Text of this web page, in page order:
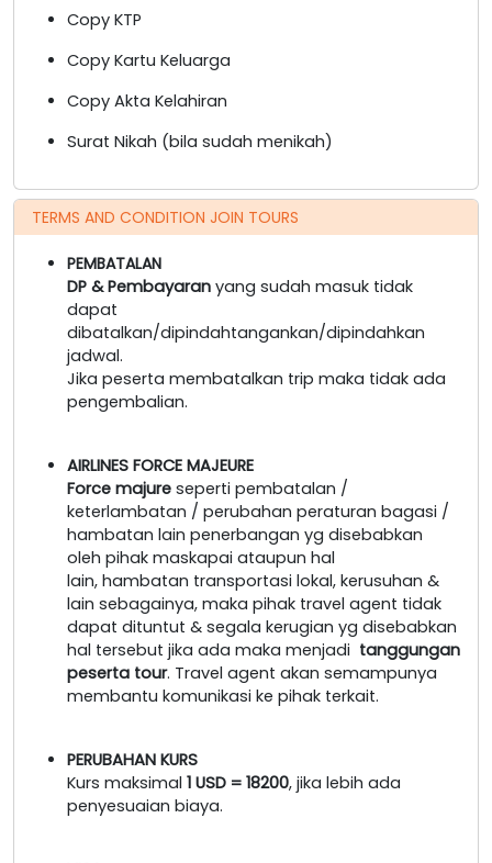
Copy KTP
Copy Kartu Keluarga
Copy Akta Kelahiran
Surat Nikah (bila sudah menikah)
TERMS AND CONDITION JOIN TOURS
PEMBATALAN
DP & Pembayaran yang sudah masuk tidak
dapat
dibatalkan/dipindahtangankan/dipindahkan
jadwal.
Jika peserta membatalkan trip maka tidak ada
pengembalian.
AIRLINES FORCE MAJEURE
Force majure seperti pembatalan /
keterlambatan / perubahan peraturan bagasi /
hambatan lain penerbangan yg disebabkan
oleh pihak maskapai ataupun hal
lain, hambatan transportasi lokal, kerusuhan &
lain sebagainya, maka pihak travel agent tidak
dapat dituntut & segala kerugian yg disebabkan
hal tersebut jika ada maka menjadi tanggungan
peserta tour. Travel agent akan semampunya
membantu komunikasi ke pihak terkait.
PERUBAHAN KURS
Kurs maksimal 1 USD = 18200, jika lebih ada
penyesuaian biaya.